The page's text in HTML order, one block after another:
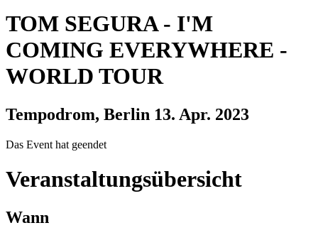
TOM SEGURA- I'M
COMING EVERYWHERE -
WORLD TOUR
Tempodrom, Berlin 13. Apr. 2023
Das Event hat geendet
Veranstaltungsübersicht
Wann